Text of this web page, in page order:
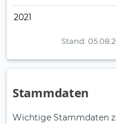
2021
Stand:
Stammdaten
Wichtige Stammdaten